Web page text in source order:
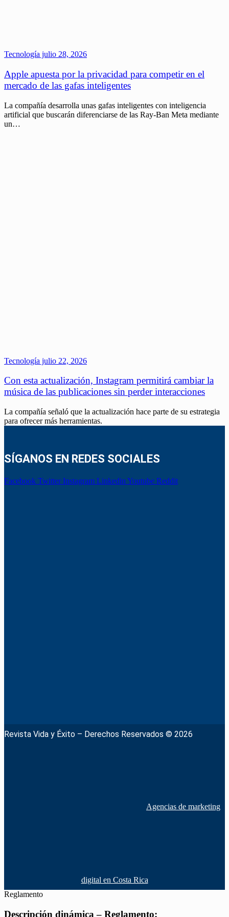
Tecnología julio 28, 2026
Apple apuesta por la privacidad para competir en el
mercado de las gafas inteligentes
La compañía desarrolla unas gafas inteligentes con inteligencia
artificial que buscarán diferenciarse de las Ray-Ban Meta mediante
un…
Tecnología julio 22, 2026
Con esta actualización, Instagram permitirá cambiar la
música de las publicaciones sin perder interacciones
La compañía señaló que la actualización hace parte de su estrategia
para ofrecer más herramientas.
SÍGANOS EN REDES SOCIALES
Facebook Twitter Instagram Linkedin Youtube Reddit
Revista Vida y Éxito – Derechos Reservados © 2026
Agencias de marketing
digital en Costa Rica
Reglamento
Descripción dinámica – Reglamento: